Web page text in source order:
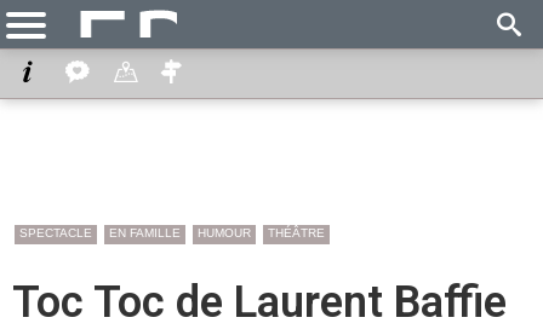
SPECTACLE EN FAMILLE HUMOUR THÉÂTRE
Toc Toc de Laurent Baffie